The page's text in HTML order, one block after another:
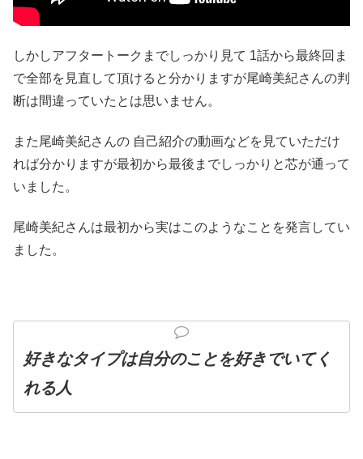
しかしアフタートークまでしっかり見て 1話から最終回ま
で全部を見直して頂けると分かりますが尾崎美紀さんの判
断は間違っていたとは思いません。
また尾崎美紀さんの 自己紹介の動画などを見ていただけ
れば分かりますが最初から最後までしっかりと芯が通って
いました。
尾崎美紀さんは最初から実はこのようなことを発言してい
ました。
好きなタイプは自分のことを好きでいてく
れる人